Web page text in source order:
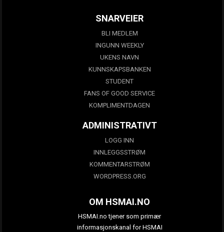
SNARVEIER
BLI MEDLEM
INGUNN WEEKLY
UKENS NAVN
KUNNSKAPSBANKEN
STUDENT
FANS OF GOOD SERVICE
KOMPLIMENTDAGEN
ADMINISTRATIVT
LOGG INN
INNLEGGSSTRØM
KOMMENTARSTRØM
WORDPRESS.ORG
OM HSMAI.NO
HSMAI.no tjener som primær
informasjonskanal for HSMAI